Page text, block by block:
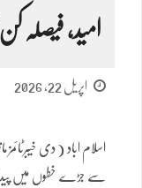
امید، فیصلہ کن
اپریل 22, 2026
اسلام اباد ( دی
سے جڑے خطوں میں پیدا